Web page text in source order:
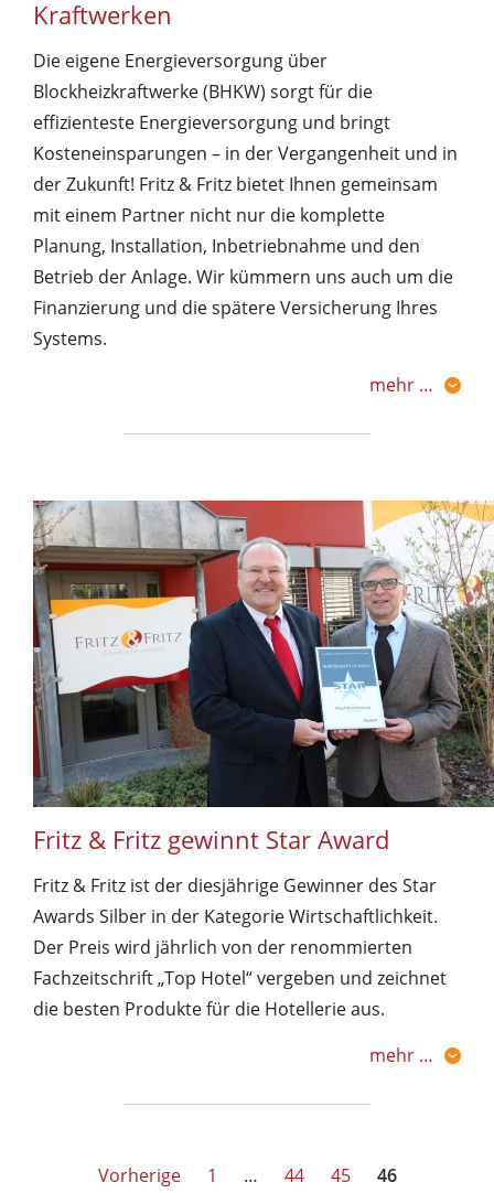
Kraftwerken
Die eigene Energieversorgung über
Blockheizkraftwerke (BHKW) sorgt für die
effizienteste Energieversorgung und bringt
Kosteneinsparungen – in der Vergangenheit und in
der Zukunft! Fritz & Fritz bietet Ihnen gemeinsam
mit einem Partner nicht nur die komplette
Planung, Installation, Inbetriebnahme und den
Betrieb der Anlage. Wir kümmern uns auch um die
Finanzierung und die spätere Versicherung Ihres
Systems.
mehr …
Fritz & Fritz gewinnt Star Award
Fritz & Fritz ist der diesjährige Gewinner des Star
Awards Silber in der Kategorie Wirtschaftlichkeit.
Der Preis wird jährlich von der renommierten
Fachzeitschrift „Top Hotel“ vergeben und zeichnet
die besten Produkte für die Hotellerie aus.
mehr …
Seitennummerierung
Vorherige 1 … 44 45 46